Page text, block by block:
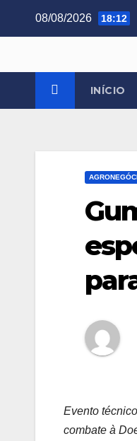
08/08/2026 18:12
INÍCIO
Evento
combate à